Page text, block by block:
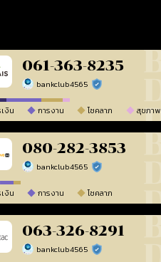
061-363-8235
bankclub4565 ร้านยืนยันแล้ว
งิน การงาน โชคลาภ สุขภาพ
080-282-3853
bankclub4565 ร้านยืนยันแล้ว
งิน การงาน โชคลาภ
063-326-8291
bankclub4565 ร้านยืนยันแล้ว